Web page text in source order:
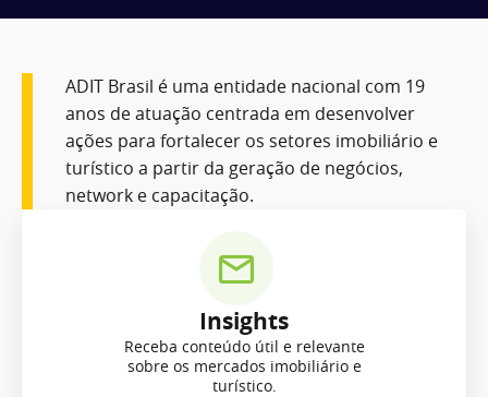
ADIT Brasil é uma entidade nacional com 19
anos de atuação centrada em desenvolver
ações para fortalecer os setores imobiliário e
turístico a partir da geração de negócios,
network e capacitação.
Insights
Receba conteúdo útil e relevante
sobre os mercados imobiliário e
turístico.